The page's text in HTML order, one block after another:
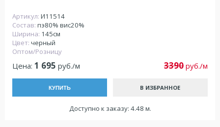
Артикул: И11514
Состав: пэ80% вис20%
Ширина: 145см
Цвет: черный
Оптом/Розницу
Цена: 1 695 руб./м 3390 руб./м
КУПИТЬ В ИЗБРАННОЕ
Доступно к заказу: 4.48 м.